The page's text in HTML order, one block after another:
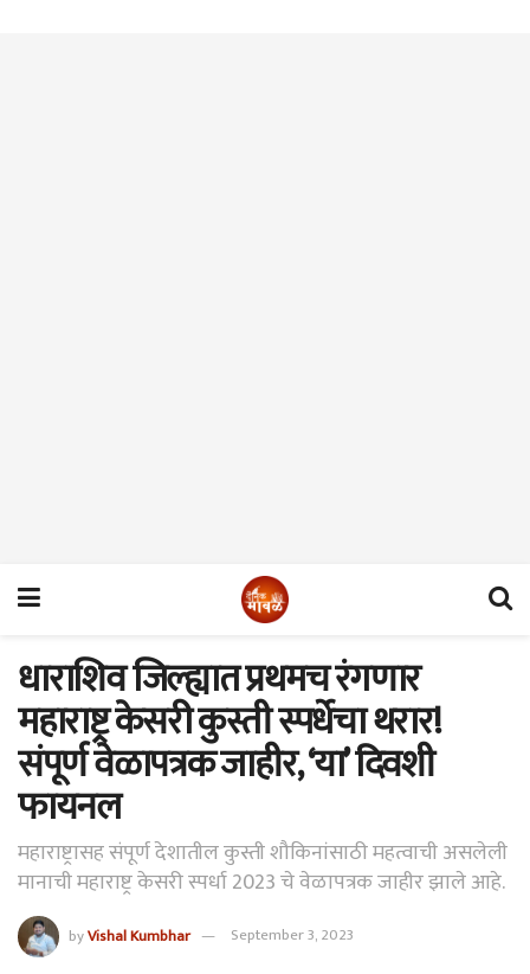
धाराशिव जिल्ह्यात प्रथमच रंगणार
महाराष्ट्र केसरी कुस्ती स्पर्धेचा थरार!
संपूर्ण वेळापत्रक जाहीर, ‘या’ दिवशी
फायनल
महाराष्ट्रासह संपूर्ण देशातील कुस्ती शौकिनांसाठी महत्वाची असलेली
मानाची महाराष्ट्र केसरी स्पर्धा 2023 चे वेळापत्रक जाहीर झाले आहे.
byVishal Kumbhar September 3, 2023